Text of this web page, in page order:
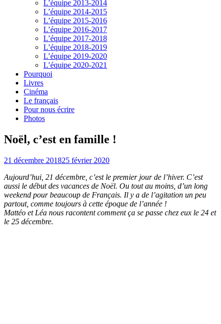
L’équipe 2013-2014
L’équipe 2014-2015
L’équipe 2015-2016
L’équipe 2016-2017
L’équipe 2017-2018
L’équipe 2018-2019
L’équipe 2019-2020
L’équipe 2020-2021
Pourquoi
Livres
Cinéma
Le français
Pour nous écrire
Photos
Noël, c’est en famille !
21 décembre 201825 février 2020
Aujourd’hui, 21 décembre, c’est le premier jour de l’hiver. C’est
aussi le début des vacances de Noël. Ou tout au moins, d’un long
weekend pour beaucoup de Français. Il y a de l’agitation un peu
partout, comme toujours à cette époque de l’année !
Mattéo et Léa nous racontent comment ça se passe chez eux le 24 et
le 25 décembre.